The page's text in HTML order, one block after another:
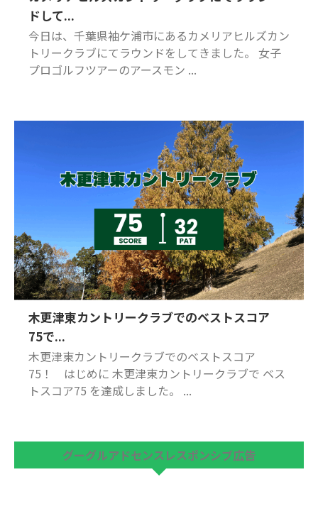
ドして...
今日は、千葉県袖ケ浦市にあるカメリアヒルズカン
トリークラブにてラウンドをしてきました。 女子
プロゴルフツアーのアースモン ...
木更津東カントリークラブでのベストスコア
75で...
木更津東カントリークラブでのベストスコア
75！ はじめに 木更津東カントリークラブで ベス
トスコア75 を達成しました。 ...
グーグルアドセンスレスポンシブ広告